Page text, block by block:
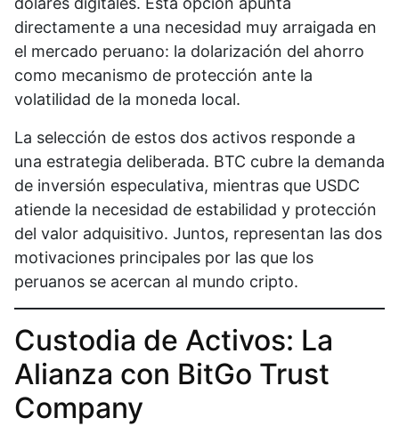
directamente a una necesidad muy arraigada en
el mercado peruano: la dolarización del ahorro
como mecanismo de protección ante la
volatilidad de la moneda local.
La selección de estos dos activos responde a
una estrategia deliberada. BTC cubre la demanda
de inversión especulativa, mientras que USDC
atiende la necesidad de estabilidad y protección
del valor adquisitivo. Juntos, representan las dos
motivaciones principales por las que los
peruanos se acercan al mundo cripto.
Custodia de Activos: La
Alianza con BitGo Trust
Company